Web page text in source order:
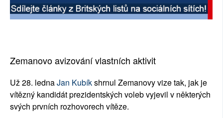
Zemanovo avizování vlastních aktivit
Už 28. lednaJan Kubíkshrnul Zemanovy vize tak, jak je
vítězný kandidát prezidentských voleb vyjevil v některých
svých prvních rozhovorech vítěze.